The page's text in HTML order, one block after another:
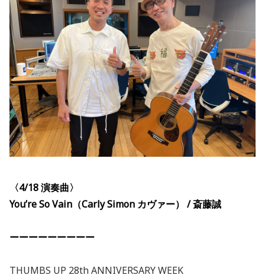
〈4/18演奏曲〉
You’re So Vain（Carly Simon カヴァー） / 斎藤誠
ーーーーーーーーー
THUMBS UP 28th ANNIVERSARY WEEK